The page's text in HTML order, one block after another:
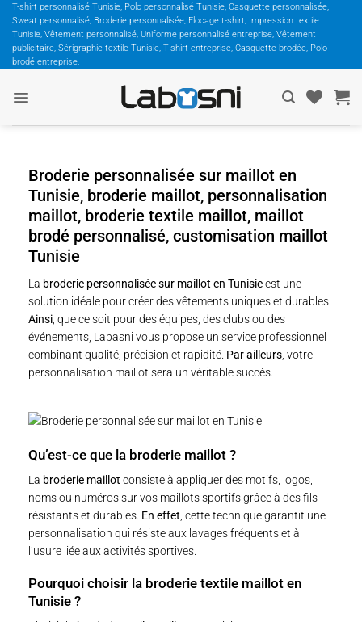
Passer
contenu
T-shirt personnalisé Tunisie, Polo personnalisé Tunisie, Casquette personnalisée,
Sweat personnalisé, Broderie personnalisée, Flocage t-shirt, Impression textile
Tunisie, Vêtement personnalisé, Uniforme personnalisé entreprise, Vêtement
publicitaire, Sérigraphie textile Tunisie, T-shirt entreprise, Casquette brodée, Polo
brodé entreprise,
Broderie personnalisée sur maillot en
Tunisie, broderie maillot, personnalisation
maillot, broderie textile maillot, maillot
brodé personnalisé, customisation maillot
Tunisie
La broderie personnalisée sur maillot en Tunisieest une
solution idéale pour créer des vêtements uniques et durables.
Ainsi , que ce soit pour des équipes, des clubs ou des
événements, Labasni vous propose un service professionnel
combinant qualité, précision et rapidité. Par ailleurs , votre
personnalisation maillot sera un véritable succès.
Qu’est-ce que la broderie maillot ?
La broderie maillot consiste à appliquer des motifs, logos,
noms ou numéros sur vos maillots sportifs grâce à des fils
résistants et durables. En effet , cette technique garantit une
personnalisation qui résiste aux lavages fréquents et à
l’usure liée aux activités sportives.
Pourquoi choisir la broderie textile maillot en
Tunisie ?